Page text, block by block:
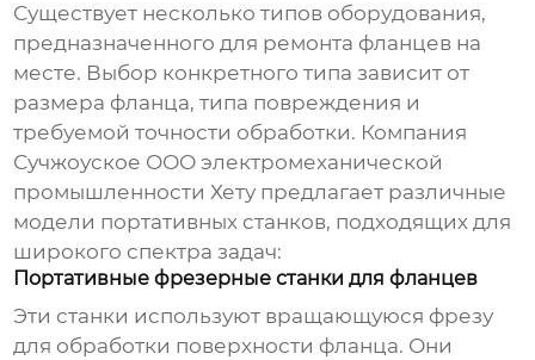
Существует несколько типов оборудования,
предназначенного для ремонта фланцев на
месте. Выбор конкретного типа зависит от
размера фланца, типа повреждения и
требуемой точности обработки. Компания
Сучжоуское ООО электромеханической
промышленности Хету предлагает различные
модели портативных станков, подходящих для
широкого спектра задач:
Портативные фрезерные станки для фланцев
Эти станки используют вращающуюся фрезу
для обработки поверхности фланца. Они